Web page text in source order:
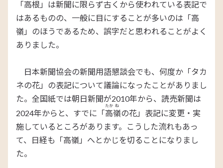
「高根」は新聞に限らず古くから使われている表記で
はあるものの、一般に目にすることが多いのは「高
嶺」のほうであるため、誤字だと思われることがよく
ありました。
日本新聞協会の新聞用語懇談会でも、何度か「タカ
ネの花」の表記について議論になったことがありまし
た。全国紙では朝日新聞が2010年から、読売新聞は
2024年からと、すでに「高
たか
嶺
ね
の花」表記に変更・実
施しているところがあります。こうした流れもあっ
て、日経も「高嶺」へとかじを切ることになりまし
た。